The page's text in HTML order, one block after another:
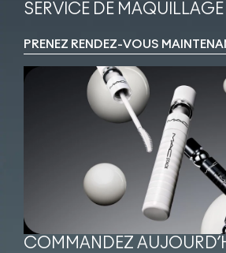
SERVICE DE MAQUILLAGE
PRENEZ RENDEZ-VOUS
COMMANDEZ